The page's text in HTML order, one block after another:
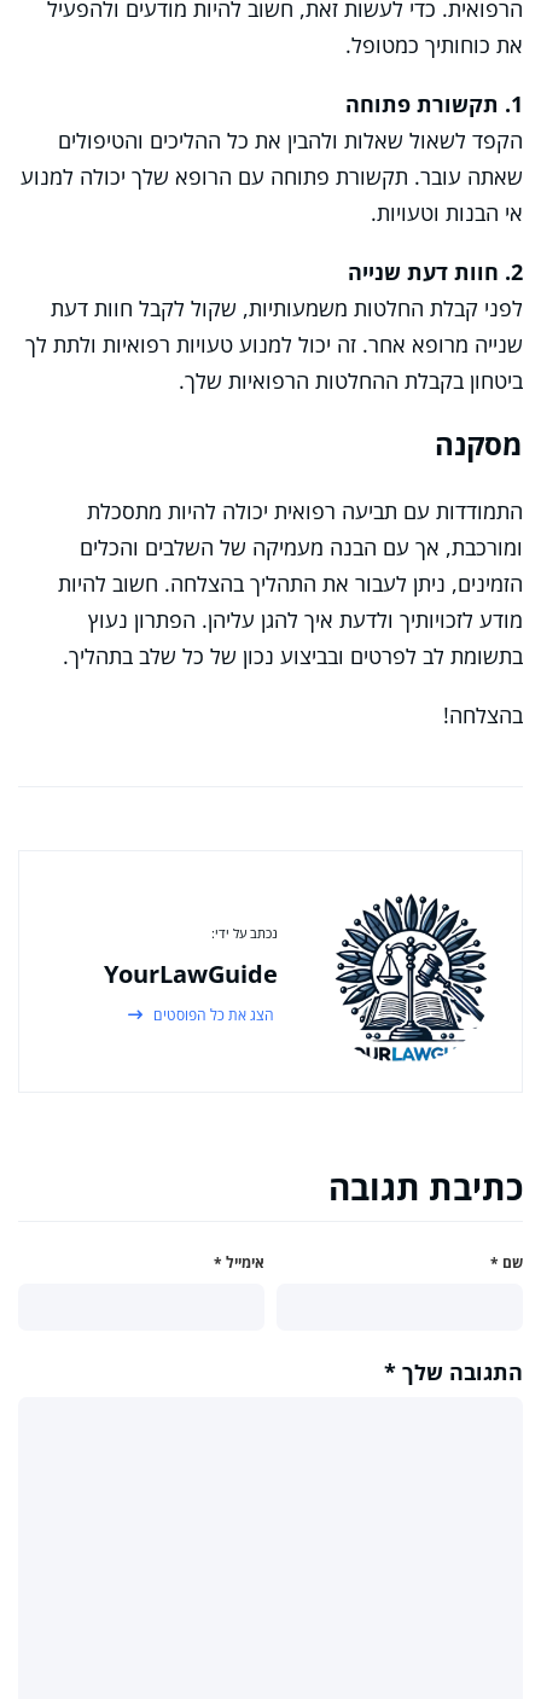
הרפואית. כדי לעשות זאת, חשוב להיות מודעים ולהפעיל
את כוחותיך כמטופל.
1. תקשורת פתוחה
הקפד לשאול שאלות ולהבין את כל ההליכים והטיפולים
שאתה עובר. תקשורת פתוחה עם הרופא שלך יכולה למנוע
אי הבנות וטעויות.
2. חוות דעת שנייה
לפני קבלת החלטות משמעותיות, שקול לקבל חוות דעת
שנייה מרופא אחר. זה יכול למנוע טעויות רפואיות ולתת לך
ביטחון בקבלת ההחלטות הרפואיות שלך.
מסקנה
התמודדות עם תביעה רפואית יכולה להיות מתסכלת
ומורכבת, אך עם הבנה מעמיקה של השלבים והכלים
הזמינים, ניתן לעבור את התהליך בהצלחה. חשוב להיות
מודע לזכויותיך ולדעת איך להגן עליהן. הפתרון נעוץ
בתשומת לב לפרטים ובביצוע נכון של כל שלב בתהליך.
בהצלחה!
נכתב על ידי:
YourLawGuide
הצג את כל הפוסטים
כתיבת תגובה
שם * אימייל *
התגובה שלך *